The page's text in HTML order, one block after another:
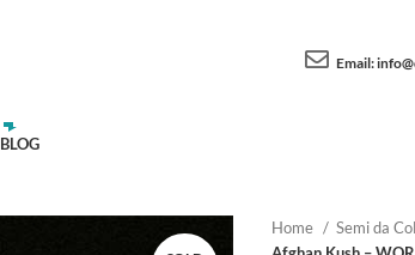
Email:
BLOG
Home Semi da